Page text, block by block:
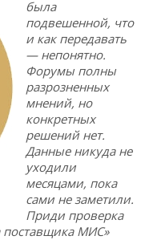
была
подвешенной, что
и как передавать
— непонятно.
Форумы полны
разрозненных
мнений, но
конкретных
решений нет.
Данные никуда не
уходили
месяцами, пока
сами не заметили.
Приди проверка
поставщика МИС»